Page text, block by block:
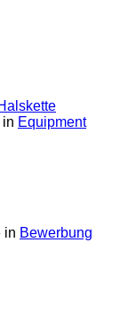
in Equipment
in Bewerbung